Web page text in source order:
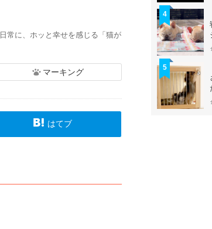
常に、ホッと幸せを感じる「猫が
マーキング
はてブ
4
5